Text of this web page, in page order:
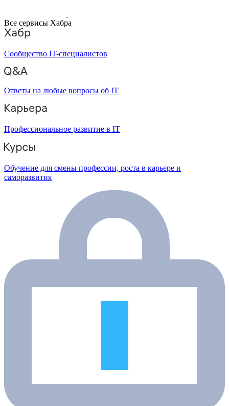
Все сервисы Хабра
Сообщество IT-специалистов
Ответы на любые вопросы об IT
Профессиональное развитие в IT
Обучение для смены профессии, роста в карьере и
саморазвития